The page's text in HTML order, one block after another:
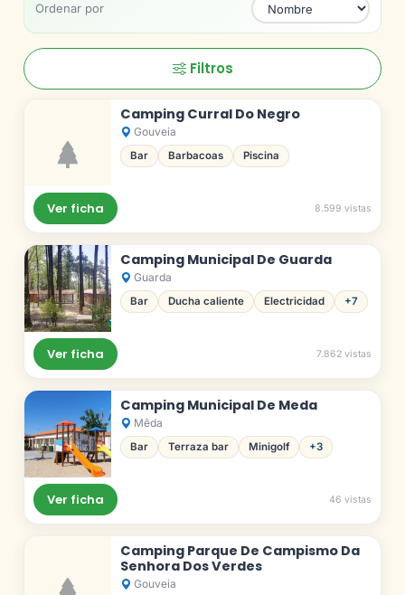
Ordenar por
Filtros
Camping Curral Do Negro
Gouveia
Bar Barbacoas Piscina
Ver ficha 8.599 vistas
Camping Municipal De Guarda
Guarda
Bar Ducha caliente Electricidad +7
Ver ficha 7.862 vistas
Camping Municipal De Meda
Mêda
Bar Terraza bar Minigolf +3
Ver ficha 46 vistas
Camping Parque De Campismo Da
Senhora Dos Verdes
Gouveia